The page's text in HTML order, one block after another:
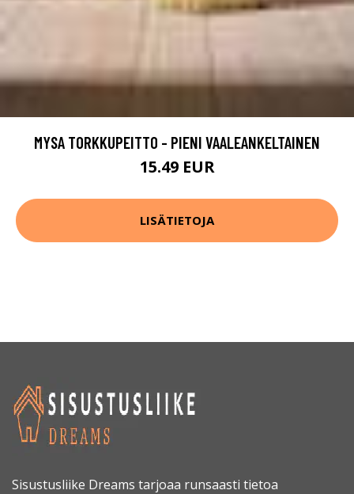
MYSA TORKKUPEITTO - PIENI VAALEANKELTAINEN
15.49 EUR
LISÄTIETOJA
Sisustusliike Dreams tarjoaa runsaasti tietoa